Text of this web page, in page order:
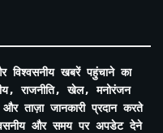
खबरें पहुंचाने का
राजनीति, खेल, मनोरंजन
और ताज़ा जानकारी प्रदान करते
और समय पर अपडेट देने